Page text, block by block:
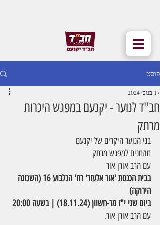
פוסט
חב"ד לנוער - יקנעם במפגש היכרות
מרתק
17 בנוב׳ 2024
בני הנוער היקרים של יקנעם
מוזמנים למפגש מרתק
עם הרב אורן אור
בבית הכנסת 'אור אלעזר' רח' הגלבוע 16 (השכונה
הירוקה)
ביום שני י"ז מר-חשוון (18.11.24) | בשעה 20:00
עם הרב אורן אור.